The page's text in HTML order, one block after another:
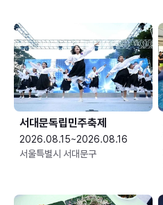
서대문독립민주축제
2026.08.15~2026.08.16
서울특별시 서대문구